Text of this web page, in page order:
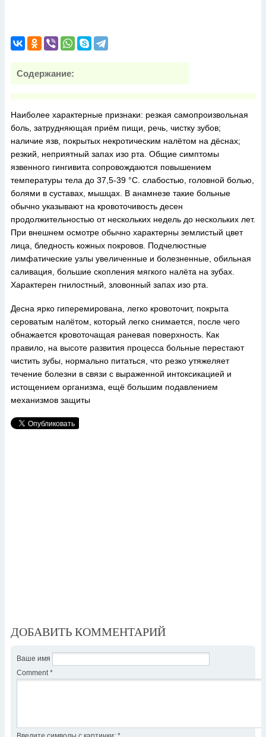
Содержание:
Наиболее характерные признаки: резкая самопроизвольная
боль, затрудняющая приём пищи, речь, чистку зубов;
наличие язв, покрытых некротическим налётом на дёснах;
резкий, неприятный запах изо рта. Общие симптомы
язвенного гингивита сопровождаются повышением
температуры тела до 37,5-39 °С. слабостью, головной болью,
болями в суставах, мышцах. В анамнезе такие больные
обычно указывают на кровоточивость десен
продолжительностью от нескольких недель до нескольких лет.
При внешнем осмотре обычно характерны землистый цвет
лица, бледность кожных покровов. Подчелюстные
лимфатические узлы увеличенные и болезненные, обильная
саливация, большие скопления мягкого налёта на зубах.
Характерен гнилостный, зловонный запах изо рта.
Десна ярко гиперемирована, легко кровоточит, покрыта
сероватым налётом, который легко снимается, после чего
обнажается кровоточащая раневая поверхность. Как
правило, на высоте развития процесса больные перестают
чистить зубы, нормально питаться, что резко утяжеляет
течение болезни в связи с выраженной интоксикацией и
истощением организма, ещё большим подавлением
механизмов защиты
ДОБАВИТЬ КОММЕНТАРИЙ
Ваше имя
Comment *